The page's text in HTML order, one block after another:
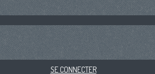
SE CONNECTER